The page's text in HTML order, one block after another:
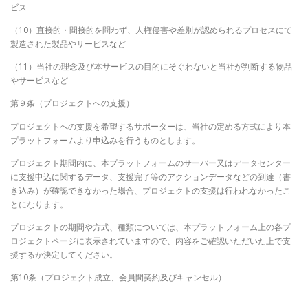
ビス
（10）直接的・間接的を問わず、人権侵害や差別が認められるプロセスにて
製造された製品やサービスなど
（11）当社の理念及び本サービスの目的にそぐわないと当社が判断する物品
やサービスなど
第９条（プロジェクトへの支援）
プロジェクトへの支援を希望するサポーターは、当社の定める方式により本
プラットフォームより申込みを行うものとします。
プロジェクト期間内に、本プラットフォームのサーバー又はデータセンター
に支援申込に関するデータ、支援完了等のアクションデータなどの到達（書
き込み）が確認できなかった場合、プロジェクトの支援は行われなかったこ
とになります。
プロジェクトの期間や方式、種類については、本プラットフォーム上の各プ
ロジェクトページに表示されていますので、内容をご確認いただいた上で支
援するか決定してください。
第10条（プロジェクト成立、会員間契約及びキャンセル）